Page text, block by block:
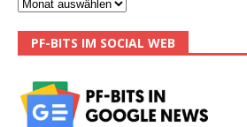
PF-BITS IM SOCIAL WEB